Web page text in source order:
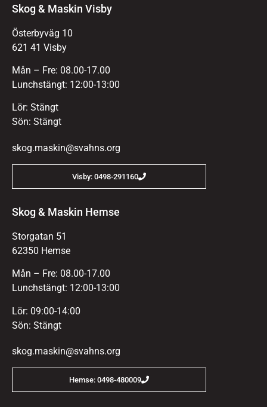
Skog & Maskin Visby
Österbyväg 10
621 41 Visby
Mån – Fre: 08.00-17.00
Lunchstängt: 12:00-13:00
Lör: Stängt
Sön: Stängt
skog.maskin@svahns.org
Visby: 0498-291160
Skog & Maskin Hemse
Storgatan 51
62350 Hemse
Mån – Fre: 08.00-17.00
Lunchstängt: 12:00-13:00
Lör: 09:00-14:00
Sön: Stängt
skog.maskin@svahns.org
Hemse: 0498-480009